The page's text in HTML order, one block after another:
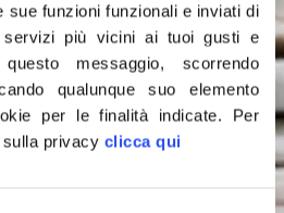
sue funzioni funzionali e inviati di
servizi più vicini ai tuoi gusti e
questo messaggio, scorrendo
qualunque suo elemento
per le finalità indicate. Per
privacy clicca qui